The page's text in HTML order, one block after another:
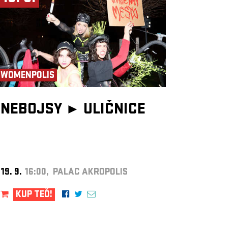
WOMENPOLIS
NEBOJSY ► ULIČNICE
19. 9. 16:00, PALÁC AKROPOLIS
KUP TEĎ!